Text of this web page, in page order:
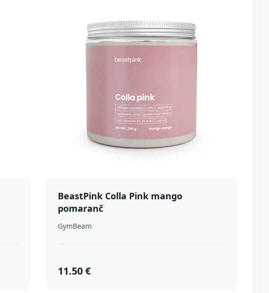
BeastPink Colla Pink mango
pomaranč
GymBeam
11.50 €